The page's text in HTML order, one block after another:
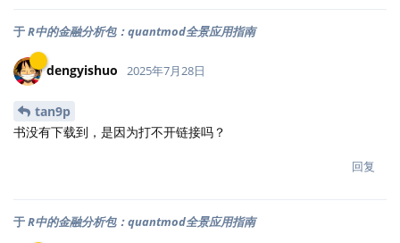
于R中的金融分析包：quantmod全景应用指南
dengyishuo 2025年7月28日
tan9p
书没有下载到，是因为打不开链接吗？
回复
于R中的金融分析包：quantmod全景应用指南